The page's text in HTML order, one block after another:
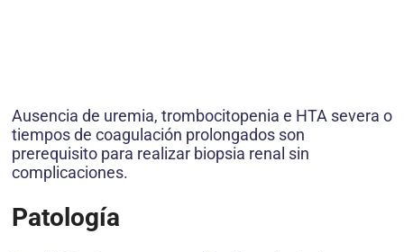
Ausencia de uremia, trombocitopenia e HTA severa o
tiempos de coagulación prolongados son
prerequisito para realizar biopsia renal sin
complicaciones.
Patología